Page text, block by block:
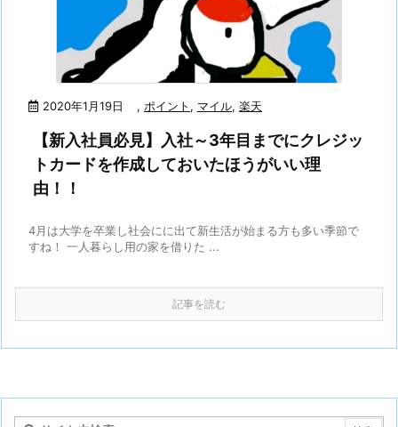
2020年1月19日 , ポイント , マイル, 楽天
【新入社員必見】入社～3年目までにクレジッ
トカードを作成しておいたほうがいい理
由！！
4月は大学を卒業し社会にに出て新生活が始まる方も多い季節で
すね！ 一人暮らし用の家を借りた ...
記事を読む